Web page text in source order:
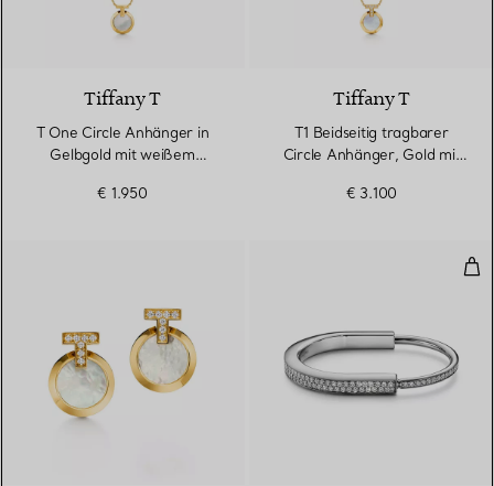
Tiffany T
T One Circle Anhänger in
Gelbgold mit weißem
€ 1.950
Tiffany T
T1 Beidseitig tragbarer
Circle Anhänger, Gold mit
€ 3.100